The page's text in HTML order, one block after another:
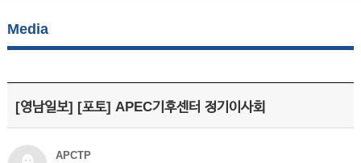
Media
[영남일보] [포토] APEC기후센터 정기이사회
APCTP